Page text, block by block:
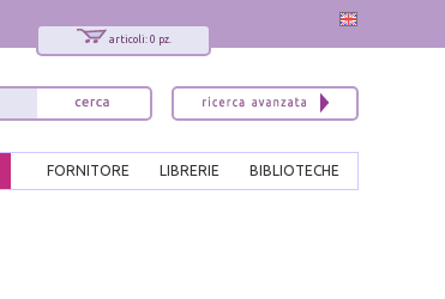
articoli: 0 pz.
BIBLIOTECHE
LIBRERIE
FORNITORE